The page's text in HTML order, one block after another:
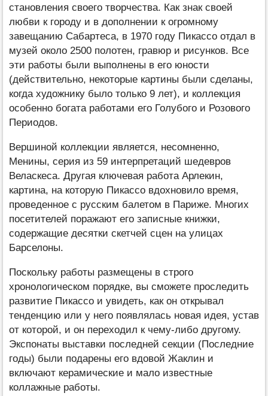
становления своего творчества. Как знак своей
любви к городу и в дополнении к огромному
завещанию Сабартеса, в 1970 году Пикассо отдал в
музей около 2500 полотен, гравюр и рисунков. Все
эти работы были выполнены в его юности
(действительно, некоторые картины были сделаны,
когда художнику было только 9 лет), и коллекция
особенно богата работами его Голубого и Розового
Периодов.
Вершиной коллекции является, несомненно,
Менины, серия из 59 интерпретаций шедевров
Веласкеса. Другая ключевая работа Арлекин,
картина, на которую Пикассо вдохновило время,
проведенное с русским балетом в Париже. Многих
посетителей поражают его записные книжки,
содержащие десятки скетчей сцен на улицах
Барселоны.
Поскольку работы размещены в строго
хронологическом порядке, вы сможете проследить
развитие Пикассо и увидеть, как он открывал
тенденцию или у него появлялась новая идея, устав
от которой, и он переходил к чему-либо другому.
Экспонаты выставки последней секции (Последние
годы) были подарены его вдовой Жаклин и
включают керамические и мало известные
коллажные работы.